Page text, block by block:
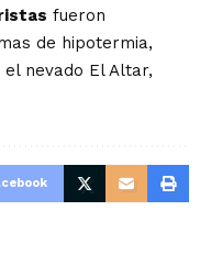
fueron
de hipotermia,
nevado El Altar,